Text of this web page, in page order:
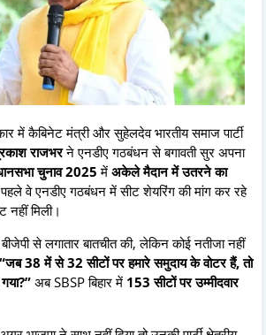
में कैबिनेट मंत्री और सुहेलदेव भारतीय समाज पार्टी
राजभरने एनडीए गठबंधन से बगावती सुर अपना
चुनाव 2025में अकेले मैदान में उतरने का
वे एनडीए गठबंधन में सीट शेयरिंग की मांग कर रहे
मिली।
से लगातार बातचीत की, लेकिन कोई नतीजा नहीं
“जब 38 में से 32 सीटों पर हमारे समुदाय के वोटर हैं, तो
अब SBSP बिहार में 153 सीटों पर उम्मीदवार